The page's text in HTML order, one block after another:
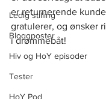
Ledig stilling
Bloggposter
Hiv og HoY episoder
Tester
HoY Pod
er returnerende
gratulerer, og ønsker
i drømmebåt!